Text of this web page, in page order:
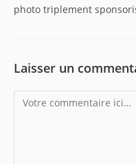
photo triplement
Laisser un
Comment